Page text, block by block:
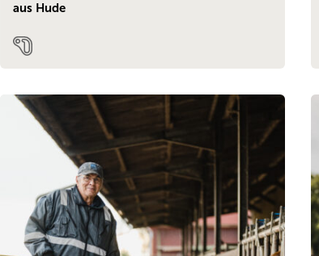
aus Hude